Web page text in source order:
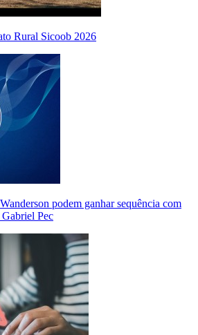
Rural Sicoob 2026
podem ganhar sequência com
Gabriel Pec